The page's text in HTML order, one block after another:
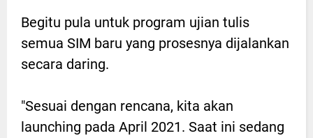
Begitu pula untuk program ujian tulis
semua SIM baru yang prosesnya dijalankan
secara daring.
"Sesuai dengan rencana, kita akan
launching pada April 2021. Saat ini sedang